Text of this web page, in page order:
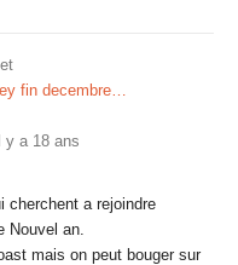
fin decembre…
y a 18 ans
cherchent a rejoindre
Nouvel an.
mais on peut bouger sur